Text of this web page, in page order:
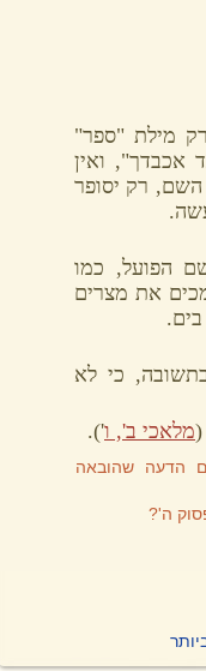
מילת "ספר"
אכבדך", ואין
רק יסופר
הפועל, כמו
את מצרים
כי לא
(מלאכי ב', ו').
הדעה שהובאה
ה'?